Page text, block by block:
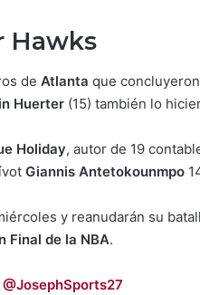
Hawks
de Atlanta que
Huerter (15) también lo
Holiday, autor de 19
Giannis Antetokounmpo
y reanudarán su
Final de la NBA.
@JosephSports27